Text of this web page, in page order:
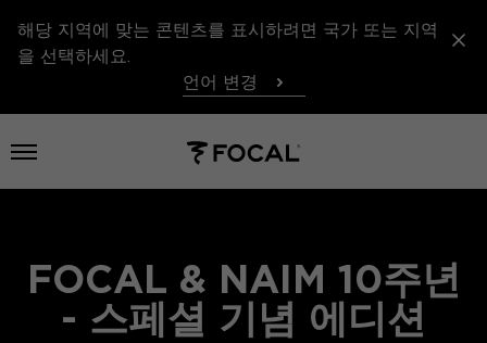
해당 지역에 맞는 콘텐츠를 표시하려면 국가 또는 지역
을 선택하세요.
언어 변경
메뉴 열기
FOCAL & NAIM 10주년
- 스페셜 기념 에디션